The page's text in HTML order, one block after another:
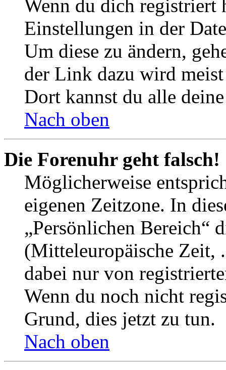
Wenn du dich registriert
Einstellungen in der
Um diese zu ändern,
der Link dazu wird
Dort kannst du alle
Nach oben
Die Forenuhr geht falsch!
Möglicherweise
eigenen Zeitzone. In
„Persönlichen Bereich“
(Mitteleuropäische Zeit,
dabei nur von
Wenn du noch nicht
Grund, dies jetzt zu tun.
Nach oben